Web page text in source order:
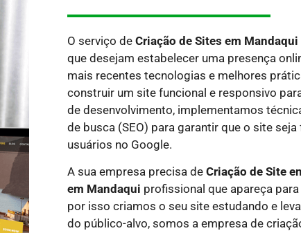
O serviço de Criação de Sites em Mandaqui
que desejam estabelecer uma presença
mais recentes tecnologias e melhores
construir um site funcional e responsivo
de desenvolvimento, implementamos
de busca (SEO) para garantir que o site
usuários no Google.
A sua empresa precisa de Criação de Site
em Mandaqui profissional que apareça
por isso criamos o seu site estudando e
do público-alvo, somos a empresa de